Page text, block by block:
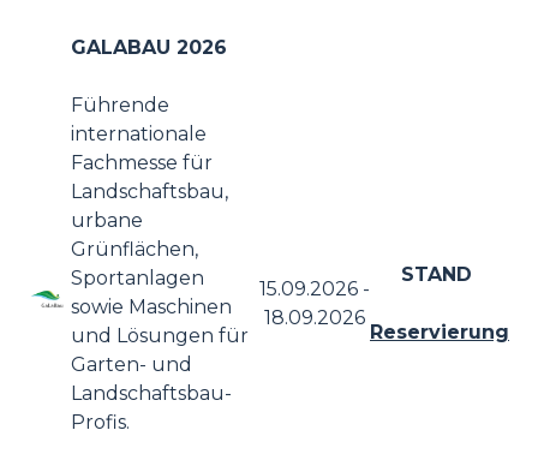
GALABAU 2026
Führende
internationale
Fachmesse für
Landschaftsbau,
urbane
Grünflächen,
Sportanlagen
sowie Maschinen
und Lösungen für
Garten- und
Landschaftsbau-
Profis.
15.09.2026 -
18.09.2026
STAND
Reservierung